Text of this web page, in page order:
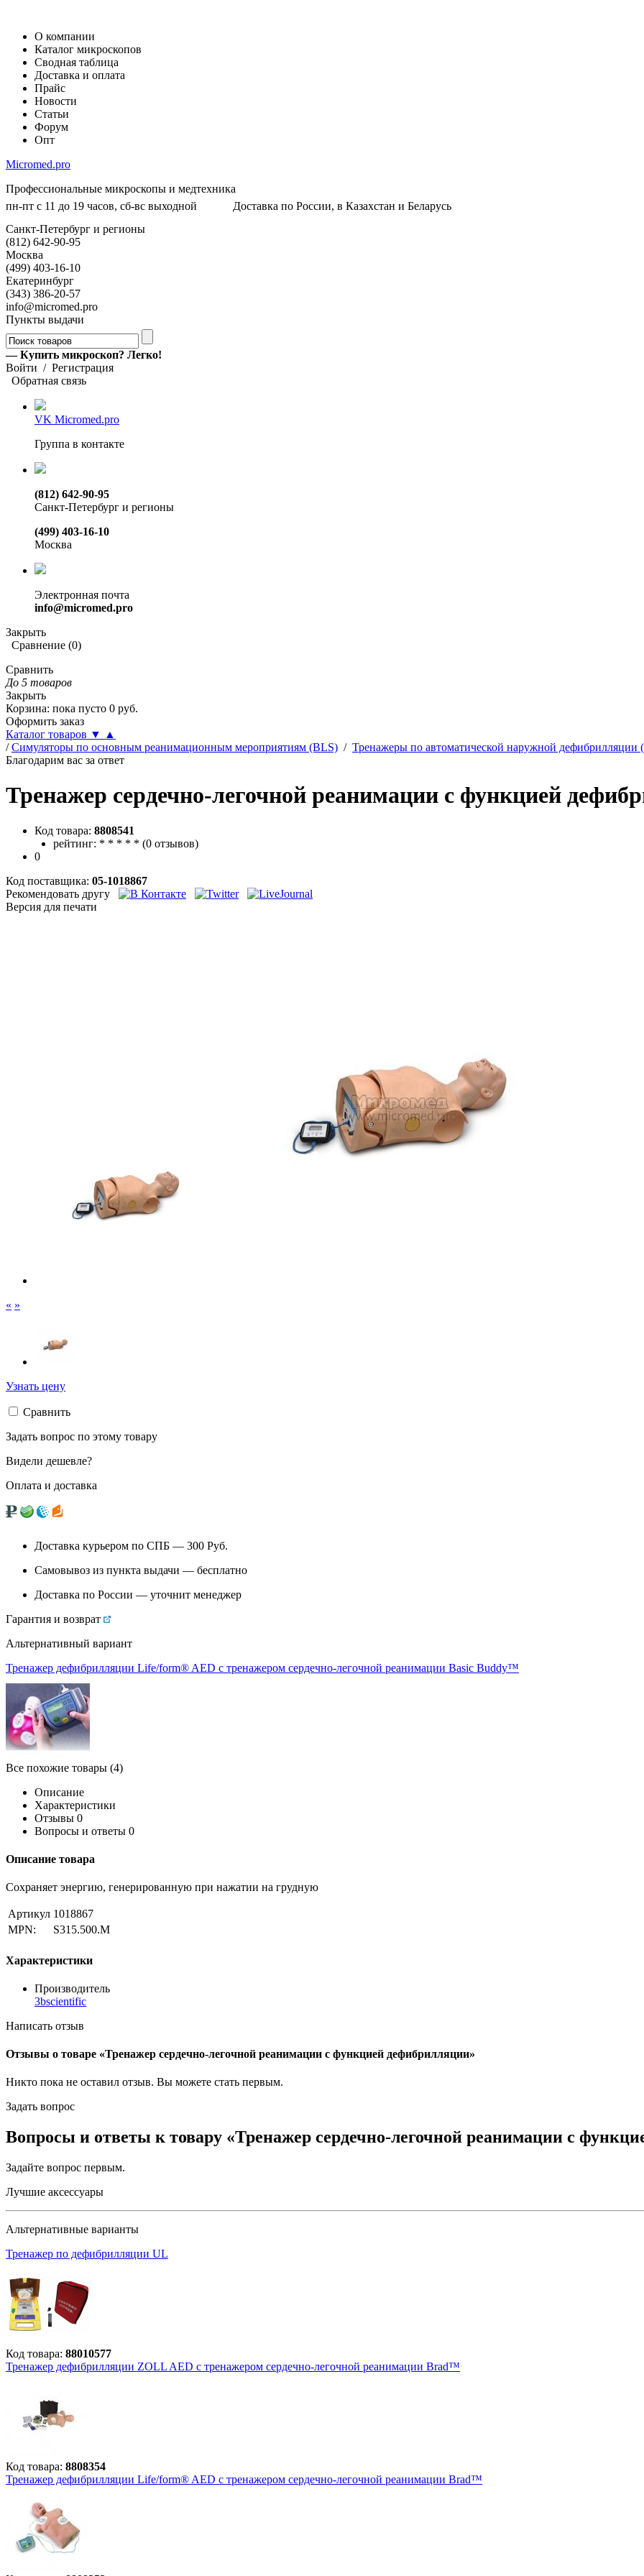
О компании
Каталог микроскопов
Сводная таблица
Доставка и оплата
Прайс
Новости
Статьи
Форум
Опт
Micromed.pro
Профессиональные микроскопы и медтехника
пн-пт с 11 до 19 часов, сб-вс выходной
Доставка по России, в Казахстан и Беларусь
Санкт-Петербург и регионы
(812) 642-90-95
Москва
(499) 403-16-10
Екатеринбург
(343) 386-20-57
info@micromed.pro
Пункты выдачи
— Купить микроскоп? Легко!
Войти / Регистрация
Обратная связь
VK Micromed.pro
Группа в контакте
(812) 642-90-95
Санкт-Петербург и регионы
(499) 403-16-10
Москва
Электронная почта
info@micromed.pro
Закрыть
Сравнение (0)
Сравнить
До 5 товаров
Закрыть
Корзина: пока пусто 0 руб.
Оформить заказ
Каталог товаров ▼
▲
/ Симуляторы по основным реанимационным мероприятиям (BLS) / Тренажеры по автоматической наружной дефибрилляции
Благодарим вас за ответ
Тренажер сердечно-легочной реанимации с функцией
Код товара: 8808541
рейтинг: * * * * * (0 отзывов)
0
Код поставщика: 05-1018867
Рекомендовать другу
Версия для печати
« »
Узнать цену
Сравнить
Задать вопрос по этому товару
Видели дешевле?
Оплата и доставка
Доставка курьером по СПБ — 300 Руб.
Самовывоз из пункта выдачи — бесплатно
Доставка по России — уточнит менеджер
Гарантия и возврат
Альтернативный вариант
Тренажер дефибрилляции Life/form® AED с тренажером сердечно-легочной реанимации Basic Buddy™
Все похожие товары (4)
Описание
Характеристики
Отзывы 0
Вопросы и ответы 0
Описание товара
Сохраняет энергию, генерированную при нажатии на грудную
Артикул 1018867
MPN:
S315.500.M
Характеристики
Производитель
3bscientific
Написать отзыв
Отзывы о товаре «Тренажер сердечно-легочной реанимации с функцией дефибрилляции»
Никто пока не оставил отзыв. Вы можете стать первым.
Задать вопрос
Вопросы и ответы к товару «Тренажер сердечно-легочной реанимации с
Задайте вопрос первым.
Лучшие аксессуары
Альтернативные варианты
Тренажер по дефибрилляции UL
Код товара: 88010577
Тренажер дефибрилляции ZOLL AED с тренажером сердечно-легочной реанимации Brad™
Код товара: 8808354
Тренажер дефибрилляции Life/form® AED с тренажером сердечно-легочной реанимации Brad™